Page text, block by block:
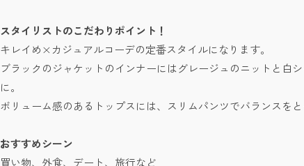
スタイリストのこだわりポイント！
キレイめ×カジュアルコーデの定番スタイルになります。
ブラックのジャケットのインナーにはグレージュのニットと白
に。
ボリューム感のあるトップスには、スリムパンツでバランスをと
おすすめシーン
買い物、外食、デート、旅行など